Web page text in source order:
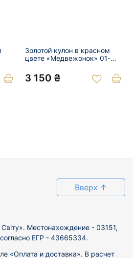
Золотой кулон в красном
цвете «Медвежонок» 01-
3 150 ₴
Вверх ↑
Местонахождение - 03151,
ЕГР - 43665334.
«Оплата и доставка». В расчет